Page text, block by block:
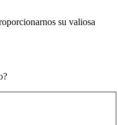
su valiosa